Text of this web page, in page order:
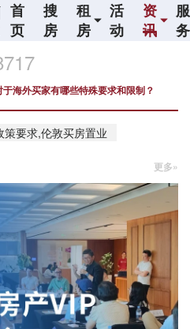
首
页
搜
房
租
房
活
动
资
讯
服
务
海外买家有哪些特殊要求和限制？
要求,伦敦买房置业
更多»